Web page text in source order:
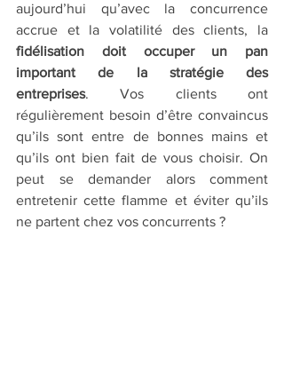
aujourd’hui qu’avec la concurrence
fidélisation doit occuper un pan
important de la stratégie des
entreprises. Vos clients ont
régulièrement besoin d’être convaincus
qu’ils sont entre de bonnes mains et
qu’ils ont bien fait de vous choisir. On
peut se demander alors comment
entretenir cette flamme et éviter qu’ils
ne partent chez vos concurrents ?